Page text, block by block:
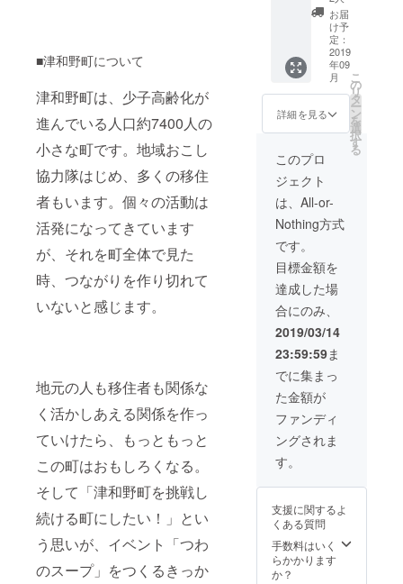
■津和野町について
津和野町は、少子高齢化が
進んでいる人口約7400人の
小さな町です。地域おこし
協力隊はじめ、多くの移住
者もいます。個々の活動は
活発になってきています
が、それを町全体で見た
時、つながりを作り切れて
いないと感じます。
地元の人も移住者も関係な
く活かしあえる関係を作っ
ていけたら、もっともっと
この町はおもしろくなる。
そして「津和野町を挑戦し
続ける町にしたい！」とい
う思いが、イベント「つわ
のスープ」をつくるきっか
2012年度か
ら2年間島根
県津和野町
に地域おこ
し協力隊制
度を活用し
て滞在。
「これから
の町を担う
魅力的な産
業づくり」
をテーマに
掲げ、就農
支援プログ
ラムや観光
業と連携し
たまるごと
津和野マル
シェ事業を
立ち上げ
る。2014年
秋、株式会
社
FoundingBa
seに参画。
津和野町を
中心に農
業、観光な
どの事業に
に野菜
のセッ
ト内容
は変わ
りま
す。 ※
賞味期
限：ド
約3ヶ
菜・約1
週間
●「つわ
のスー
チケッ
ト」に
ついて
「つわ
のスー
は、
2019年
（土）
17：30
30 藩
和野町
内）で
行いま
す。 津
和野町
までの
休日は
野菜
ビュッ
フェ
（800
円）、
季節野
菜のス
（900
提供中
です。
2020年
●「つわ
のスー
プ参加
チケッ
ト」に
て、 1
回目の
「つわ
のスー
プ」
は、
2019年
17：30
～20：
30 藩
校養老
館（津
和野町
店」の
オリジ
ナルT
シャツ
につい
て プロ
ジェク
ト終了
後に新
シャツ
をリ
リース
しま
す。サ
イズ・
ます。
※詳細は
別途
メール
にてご
連絡い
たしま
す。 ※
写真の
デザイ
ンは、
先日つ
くった
トのも
のよう
なデザ
インのT
シャツ
お届
け予
定：
2019
年09
月
詳細を見る
こ
の
リ
タ
ー
ン
を
選
択
す
る
このプロ
ジェクト
は、All-or-
Nothing方式
です。
目標金額を
達成した場
合にのみ、
2019/03/14
23:59:59ま
でに集まっ
た金額が
ファンディ
ングされま
す。
支援に関するよ
くある質問
手数料はいく
らかかります
か？